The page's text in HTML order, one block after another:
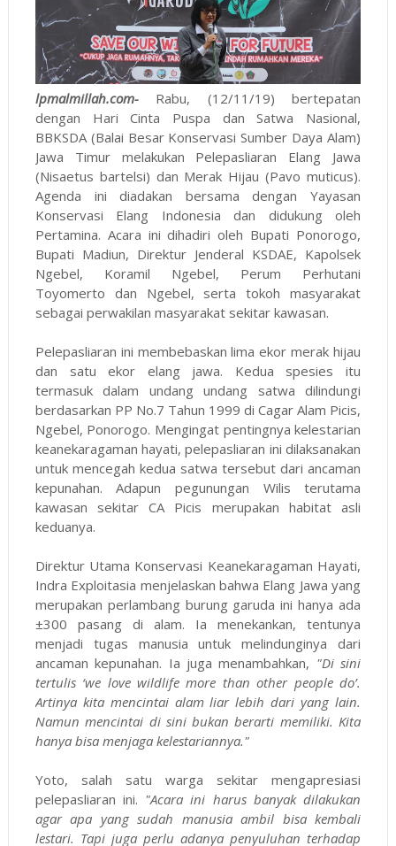
lpmalmillah.com- Rabu, (12/11/19) bertepatan
dengan Hari Cinta Puspa dan Satwa Nasional,
BBKSDA (Balai Besar Konservasi Sumber Daya Alam)
Jawa Timur melakukan Pelepasliaran Elang Jawa
(Nisaetus bartelsi) dan Merak Hijau (Pavo muticus).
Agenda ini diadakan bersama dengan Yayasan
Konservasi Elang Indonesia dan didukung oleh
Pertamina. Acara ini dihadiri oleh Bupati Ponorogo,
Bupati Madiun, Direktur Jenderal KSDAE, Kapolsek
Ngebel, Koramil Ngebel, Perum Perhutani
Toyomerto dan Ngebel, serta tokoh masyarakat
sebagai perwakilan masyarakat sekitar kawasan.
Pelepasliaran ini membebaskan lima ekor merak hijau
dan satu ekor elang jawa. Kedua spesies itu
termasuk dalam undang undang satwa dilindungi
berdasarkan PP No.7 Tahun 1999 di Cagar Alam Picis,
Ngebel, Ponorogo. Mengingat pentingnya kelestarian
keanekaragaman hayati, pelepasliaran ini dilaksanakan
untuk mencegah kedua satwa tersebut dari ancaman
kepunahan. Adapun pegunungan Wilis terutama
kawasan sekitar CA Picis merupakan habitat asli
keduanya.
Direktur Utama Konservasi Keanekaragaman Hayati,
Indra Exploitasia menjelaskan bahwa Elang Jawa yang
merupakan perlambang burung garuda ini hanya ada
±300 pasang di alam. Ia menekankan, tentunya
menjadi tugas manusia untuk melindunginya dari
ancaman kepunahan. Ia juga menambahkan, "Di sini
tertulis ‘we love wildlife more than other people do’.
Artinya kita mencintai alam liar lebih dari yang lain.
Namun mencintai di sini bukan berarti memiliki. Kita
hanya bisa menjaga kelestariannya."
Yoto, salah satu warga sekitar mengapresiasi
pelepasliaran ini. "Acara ini harus banyak dilakukan
agar apa yang sudah manusia ambil bisa kembali
lestari. Tapi juga perlu adanya penyuluhan terhadap